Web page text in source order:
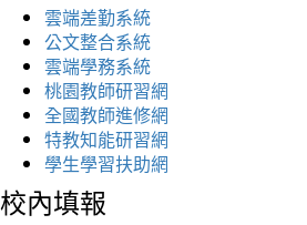
雲端差勤系統
公文整合系統
雲端學務系統
桃園教師研習網
全國教師進修網
特教知能研習網
學生學習扶助網
校內填報